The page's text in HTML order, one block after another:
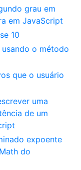
grau em
em JavaScript
10
o método
que o usuário
uma
de um
expoente
do